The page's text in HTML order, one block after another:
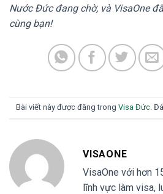
Nước Đức đang chờ, và VisaOne
cùng bạn!
Bài viết này được đăng trong Visa Đức.
VISAONE
VisaOne với hơn
lĩnh vực làm visa,